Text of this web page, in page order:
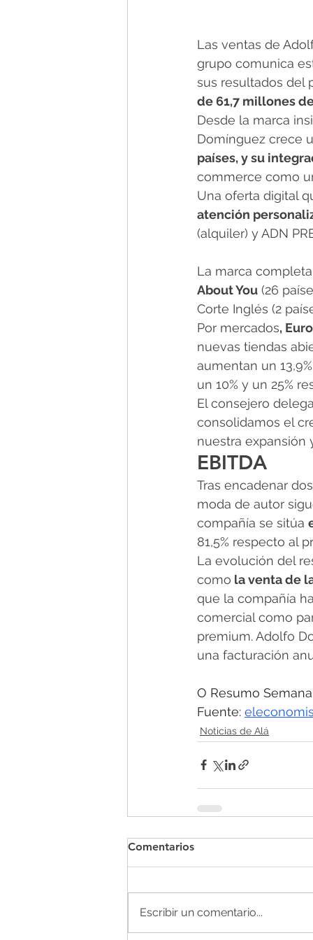
Las ventas de
grupo comunica
sus resultados del
de 61,7 millones
Desde la marca
Domínguez crece
países, y su
commerce como
Una oferta digital
atención
(alquiler) y ADN
La marca
About You (26
Corte Inglés (2
Por mercados,
nuevas tiendas
aumentan un
un 10% y un 25%
El consejero
consolidamos el
nuestra expansión
EBITDA
Tras encadenar
moda de autor
compañía se sitúa
81,5% respecto al
La evolución del
como la venta de
que la compañía
comercial como
premium. Adolfo
una facturación
O Resumo
Fuente:
Noticias de Alá
Comentarios
Escribir un comentario...